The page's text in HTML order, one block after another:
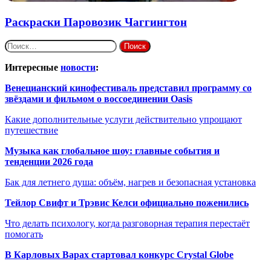
Раскраски Паровозик Чаггингтон
Найти:
Интересные новости:
Венецианский кинофестиваль представил программу со
звёздами и фильмом о воссоединении Oasis
Какие дополнительные услуги действительно упрощают
путешествие
Музыка как глобальное шоу: главные события и
тенденции 2026 года
Бак для летнего душа: объём, нагрев и безопасная установка
Тейлор Свифт и Трэвис Келси официально поженились
Что делать психологу, когда разговорная терапия перестаёт
помогать
В Карловых Варах стартовал конкурс Crystal Globe